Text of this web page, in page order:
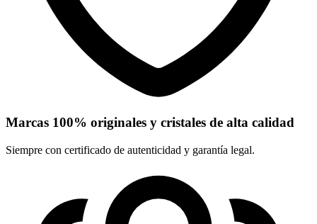
Marcas 100% originales y cristales de alta calidad
Siempre con certificado de autenticidad y garantía legal.